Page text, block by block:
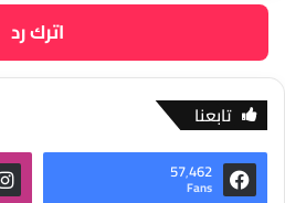
اترك رد
تابعنا
57٬462
Fans